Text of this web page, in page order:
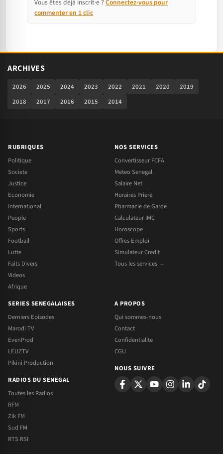
Vous êtes déjà inscrit·e ? Connectez-vous pour
commenter en 1 clic
ARCHIVES
2026 2025 2024 2023 2022 2021 2020
2019
2018
2017 2016 2015 2014
RUBRIQUES
Politique
Societe
Justice
Economie
International
People
Sports
Football
Lutte
Faits Divers
Videos
Afrique
NOS SERVICES
Convertisseur FCFA
Meteo Senegal
Salaire Net
Horaires Priere
Pharmacie de Garde
Calculateur IMC
Horoscope
Offres Emploi
Simulateur Credit
Tous les services →
SERIES SENEGALAISES
Derniers Episodes
Marodi TV
EvenProd
LEUZTV
Pikini Production
RADIOS DU SENEGAL
Toutes les Radios
RFM
Zik FM
Sud FM
RTS RSI
A PROPOS
Qui sommes-nous
Contact
Confidentialite
CGU
NOUS SUIVRE